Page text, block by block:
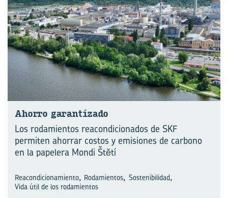
Aho­rro ga­ran­ti­za­do
Los rodamientos reacondicionados de SKF
permiten ahorrar costos y emisiones de carbono
en la papelera Mondi Štĕtí
Reacondicionamiento, Rodamientos, Sostenibilidad,
Vida útil de los rodamientos